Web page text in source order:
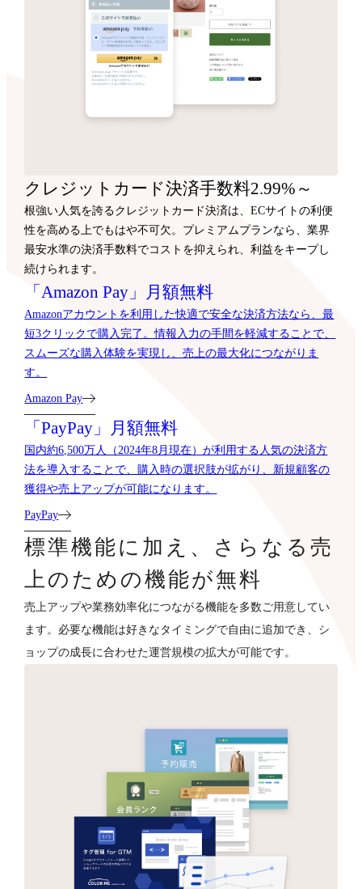
クレジットカード決済手数料2.99%～
根強い人気を誇るクレジットカード決済は、ECサイトの利便
性を高める上でもはや不可欠。プレミアムプランなら、業界
最安水準の決済手数料でコストを抑えられ、利益をキープし
続けられます。
「Amazon Pay」月額無料
Amazonアカウントを利用した快適で安全な決済方法なら、最
短3クリックで購入完了。情報入力の手間を軽減することで、
スムーズな購入体験を実現し、売上の最大化につながりま
す。
Amazon Pay
「PayPay」月額無料
国内約6,500万人（2024年8月現在）が利用する人気の決済方
法を導入することで、購入時の選択肢が拡がり、新規顧客の
獲得や売上アップが可能になります。
PayPay
標準機能に加え、さらなる売
上のための機能が無料
売上アップや業務効率化につながる機能を多数ご用意してい
ます。必要な機能は好きなタイミングで自由に追加でき、シ
ョップの成長に合わせた運営規模の拡大が可能です。